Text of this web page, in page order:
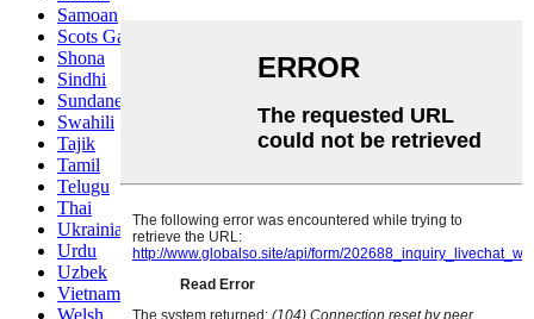
Samoan
Scots Gaelic
Shona
Sindhi
Sundanese
Swahili
Tajik
Tamil
Telugu
Thai
Ukrainian
Urdu
Uzbek
Vietnamese
Welsh